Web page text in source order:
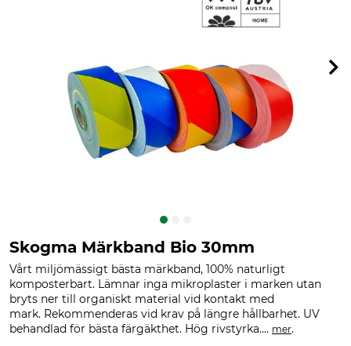
Skogma Märkband Bio 30mm
Vårt miljömässigt bästa märkband, 100% naturligt
komposterbart. Lämnar inga mikroplaster i marken utan
bryts ner till organiskt material vid kontakt med
mark. Rekommenderas vid krav på längre hållbarhet. UV
behandlad för bästa färgäkthet. Hög rivstyrka.... mer.